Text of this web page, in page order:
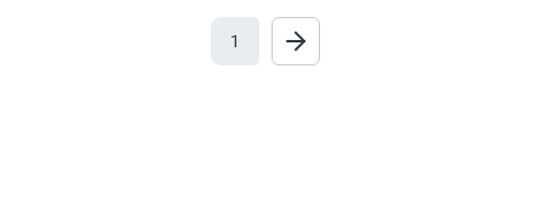
Ustawienia
1